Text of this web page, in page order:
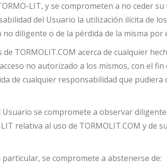
LIT, y se comprometen a no ceder su
del Usuario la utilización ilícita de
diligente o de la pérdida de la misma por
TORMOLIT.COM acerca de cualquier
no autorizado a los mismos, con el fin
de cualquier responsabilidad que pudiera
Usuario se compromete a observar
relativa al uso de TORMOLIT.COM y de
se compromete a abstenerse de: